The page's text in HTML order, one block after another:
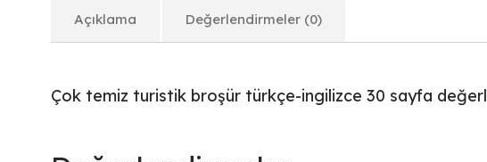
Açıklama Değerlendirmeler (0)
Çok temiz turistik broşür türkçe-ingilizce 30 sayfa